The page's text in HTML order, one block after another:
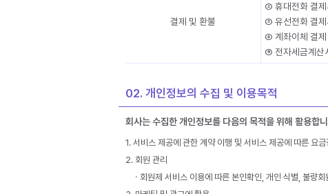
결제 및 환불
② 휴대전화 결제
③ 유선전화 결제
④ 계좌이체 결제
⑤ 전자세금계산
02. 개인정보의 수집 및 이용목적
회사는 수집한 개인정보를 다음의 목적을 위해 활용합
1. 서비스 제공에 관한 계약 이행 및 서비스 제공에 따른 요
2. 회원 관리
ㆍ회원제 서비스 이용에 따른 본인확인, 개인 식별, 불량